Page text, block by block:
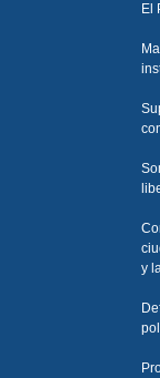
El
y